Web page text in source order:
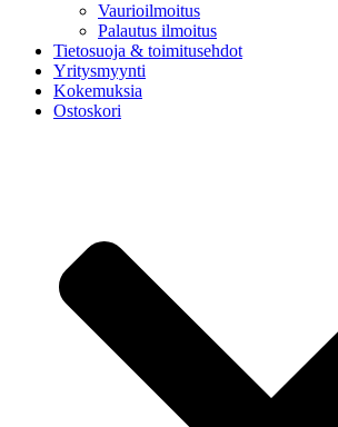
Vaurioilmoitus
Palautus ilmoitus
Tietosuoja & toimitusehdot
Yritysmyynti
Kokemuksia
Ostoskori